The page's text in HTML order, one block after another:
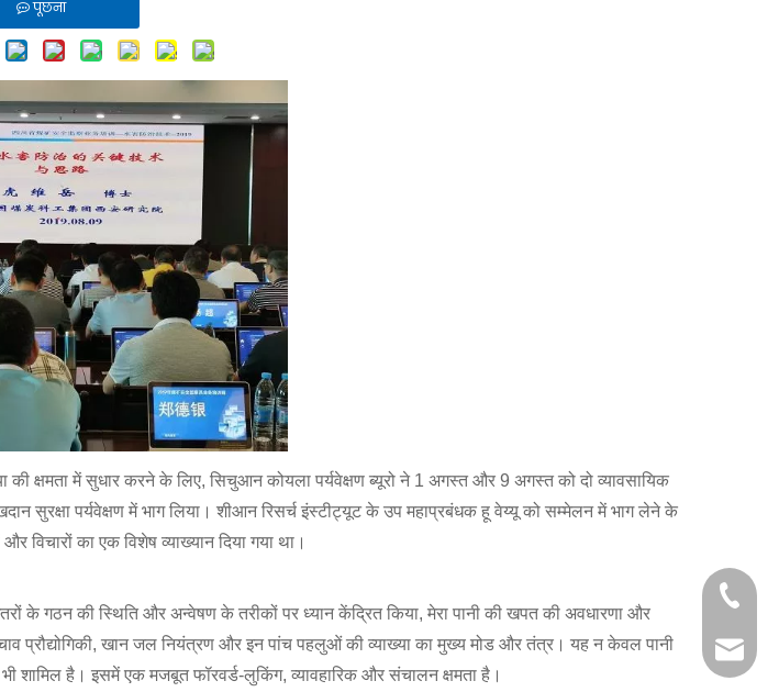
पूछना
की क्षमता में सुधार करने के लिए, सिचुआन कोयला पर्यवेक्षण ब्यूरो ने 1 अगस्त और 9 अगस्त को दो व्यावसायिक
सुरक्षा पर्यवेक्षण में भाग लिया। शीआन रिसर्च इंस्टीट्यूट के उप महाप्रबंधक हू वेय्यू को सम्मेलन में भाग लेने के
विचारों का एक विशेष व्याख्यान दिया गया था।
के गठन की स्थिति और अन्वेषण के तरीकों पर ध्यान केंद्रित किया, मेरा पानी की खपत की अवधारणा और
प्रौद्योगिकी, खान जल नियंत्रण और इन पांच पहलुओं की व्याख्या का मुख्य मोड और तंत्र। यह न केवल पानी
शामिल है। इसमें एक मजबूत फॉरवर्ड-लुकिंग, व्यावहारिक और संचालन क्षमता है।
+86-
+86-